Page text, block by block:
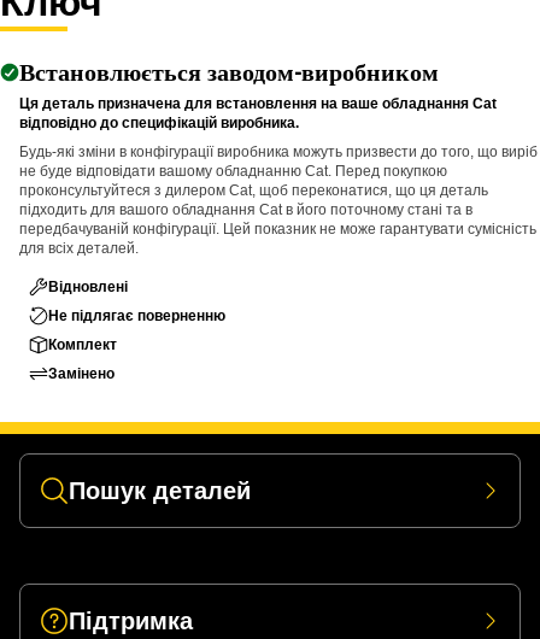
Встановлюється заводом-виробником
Ця деталь призначена для встановлення на ваше обладнання Cat
відповідно до специфікацій виробника.
Будь-які зміни в конфігурації виробника можуть призвести до того, що виріб
не буде відповідати вашому обладнанню Cat. Перед покупкою
проконсультуйтеся з дилером Cat, щоб переконатися, що ця деталь
підходить для вашого обладнання Cat в його поточному стані та в
передбачуваній конфігурації. Цей показник не може гарантувати сумісність
для всіх деталей.
Відновлені
Не підлягає поверненню
Комплект
Замінено
Пошук деталей
Підтримка